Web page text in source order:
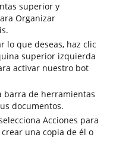
superior y
Organizar
lo que deseas, haz clic
superior izquierda
activar nuestro bot
barra de herramientas
documentos.
Acciones para
una copia de él o